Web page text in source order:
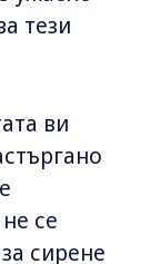
тези
ви
се
сирене